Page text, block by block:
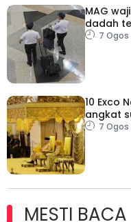
MAG
dadah
7 Ogos
10 Exco
angkat
7 Ogos
MESTI BACA